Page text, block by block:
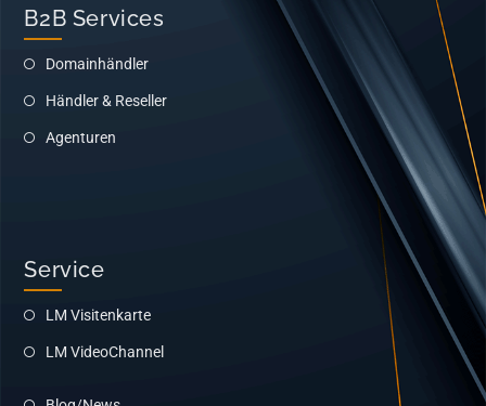
B2B Services
Domainhändler
Händler & Reseller
Agenturen
Service
LM Visitenkarte
LM VideoChannel